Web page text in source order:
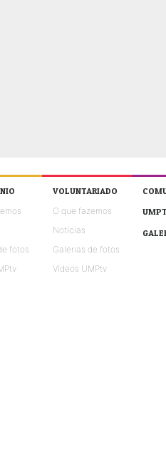
fotos
VOLUNTARIADO
O que fazemos
Notícias
Galerias de fotos
Vídeos UMPtv